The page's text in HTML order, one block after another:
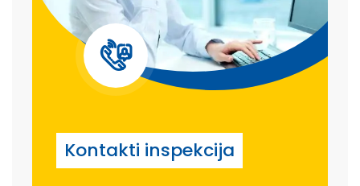
Kontakti inspekcija